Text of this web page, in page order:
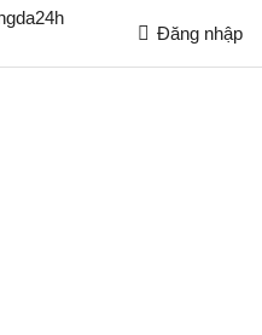
Đăng nhập